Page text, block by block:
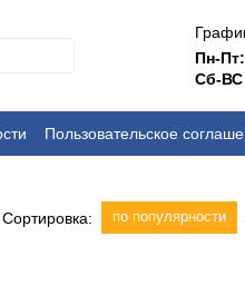
Пн-
Сб-
Пользовательское
Сортировка: по популярности